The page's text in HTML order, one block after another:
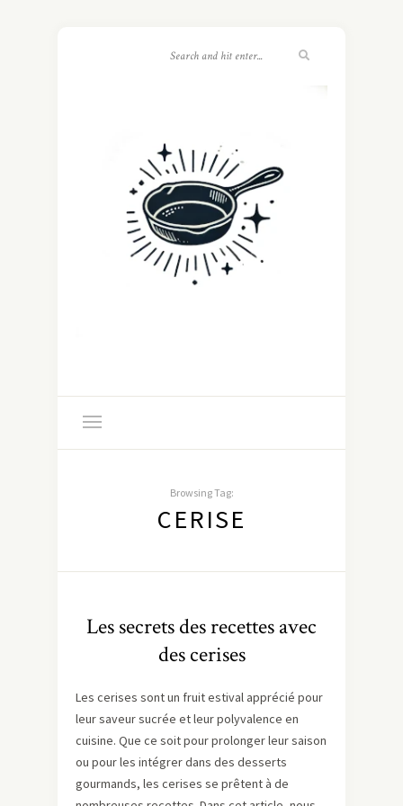
Browsing Tag:
CERISE
Les secrets des recettes avec
des cerises
Les cerises sont un fruit estival apprécié pour
leur saveur sucrée et leur polyvalence en
cuisine. Que ce soit pour prolonger leur saison
ou pour les intégrer dans des desserts
gourmands, les cerises se prêtent à de